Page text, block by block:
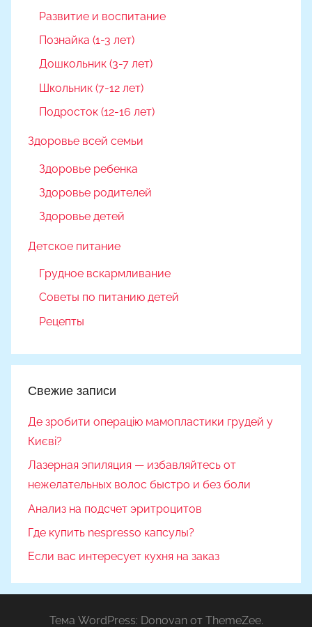
Развитие и воспитание
Познайка (1-3 лет)
Дошкольник (3-7 лет)
Школьник (7-12 лет)
Подросток (12-16 лет)
Здоровье всей семьи
Здоровье ребенка
Здоровье родителей
Здоровье детей
Детское питание
Грудное вскармливание
Советы по питанию детей
Рецепты
Свежие записи
Де зробити операцію мамопластики грудей у
Києві?
Лазерная эпиляция — избавляйтесь от
нежелательных волос быстро и без боли
Анализ на подсчет эритроцитов
Где купить nespresso капсулы?
Если вас интересует кухня на заказ
Тема WordPress: Donovan от ThemeZee.